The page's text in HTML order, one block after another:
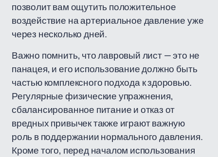
позволит вам ощутить положительное
воздействие на артериальное давление уже
через несколько дней.
Важно помнить, что лавровый лист — это не
панацея, и его использование должно быть
частью комплексного подхода к здоровью.
Регулярные физические упражнения,
сбалансированное питание и отказ от
вредных привычек также играют важную
роль в поддержании нормального давления.
Кроме того, перед началом использования